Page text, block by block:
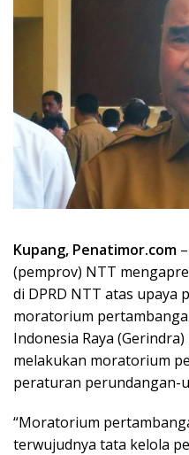
Kupang, Penatimor.com
(pemprov) NTT
di DPRD NTT atas upaya
moratorium
Indonesia Raya
melakukan moratorium
peraturan perundangan-
“Moratorium
terwujudnya tata kelola